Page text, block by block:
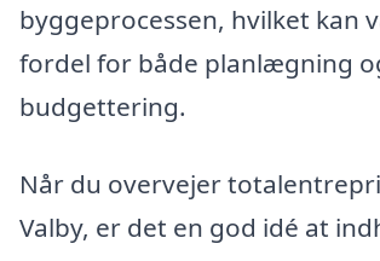
byggeprocessen, hvilket kan
fordel for både planlægning
budgettering.
Når du overvejer
Valby, er det en god idé at